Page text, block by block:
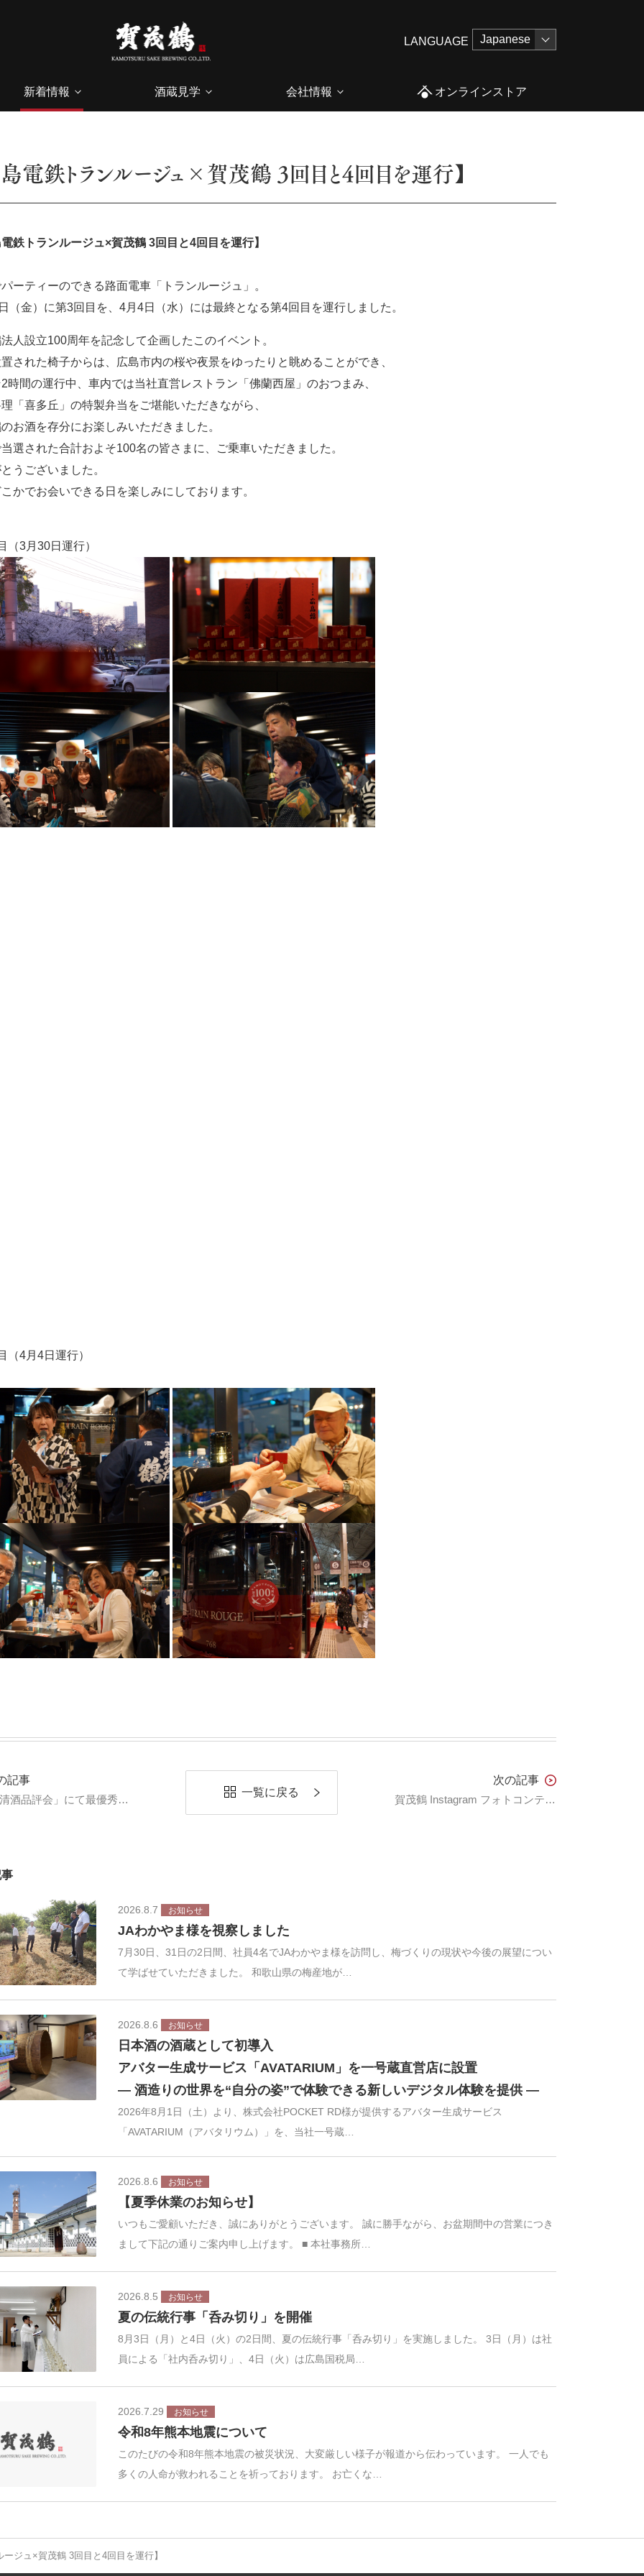
LANGUAGE
新着情報 酒蔵見学 会社情報 オンラインストア
電鉄トランルージュ×賀茂鶴 3回目と4回目を運行】
鉄トランルージュ×賀茂鶴 3回目と4回目を運行】
ーティーのできる路面電車「トランルージュ」。
（金）に第3回目を、4月4日（水）には最終となる第4回目を運行しました。
人設立100周年を記念して企画したこのイベント。
された椅子からは、広島市内の桜や夜景をゆったりと眺めることができ、
時間の運行中、車内では当社直営レストラン「佛蘭西屋」のおつまみ、
「喜多丘」の特製弁当をご堪能いただきながら、
お酒を存分にお楽しみいただきました。
選された合計およそ100名の皆さまに、ご乗車いただきました。
うございました。
かでお会いできる日を楽しみにしております。
（3月30日運行）
（4月4日運行）
記事
「西条清酒品評会」にて最優秀受賞
次の記事
賀茂鶴 Instagram フォトコンテスト 3月分 受賞作品発表
一覧に戻る
2026.8.7 お知らせ
JAわかやま様を視察しました
7月30日、31日の2日間、社員4名でJAわかやま様を訪問し、梅づくりの現状や今後の展望につい
て学ばせていただきました。 和歌山県の梅産地が…
2026.8.6 お知らせ
日本酒の酒蔵として初導入
アバター生成サービス「AVATARIUM」を一号蔵直営店に設置
― 酒造りの世界を“自分の姿”で体験できる新しいデジタル体験を提供 ―
2026年8月1日（土）より、株式会社POCKET RD様が提供するアバター生成サービス
「AVATARIUM（アバタリウム）」を、当社一号蔵…
2026.8.6 お知らせ
【夏季休業のお知らせ】
いつもご愛顧いただき、誠にありがとうございます。 誠に勝手ながら、お盆期間中の営業につき
まして下記の通りご案内申し上げます。 ■ 本社事務所…
2026.8.5 お知らせ
夏の伝統行事「呑み切り」を開催
8月3日（月）と4日（火）の2日間、夏の伝統行事「呑み切り」を実施しました。 3日（月）は社
員による「社内呑み切り」、4日（火）は広島国税局…
2026.7.29 お知らせ
令和8年熊本地震について
このたびの令和8年熊本地震の被災状況、大変厳しい様子が報道から伝わっています。 一人でも
多くの人命が救われることを祈っております。 お亡くな…
ジュ×賀茂鶴 3回目と4回目を運行】